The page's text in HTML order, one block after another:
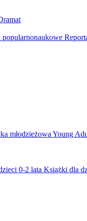
młodzieżowa Young
0-2 lata Książki dla